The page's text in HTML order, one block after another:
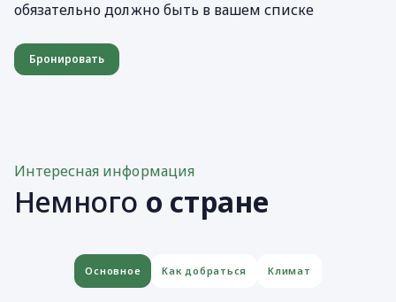
обязательно должно быть в вашем списке
Бронировать
Интересная информация
Немного о стране
Основное Как добраться Климат